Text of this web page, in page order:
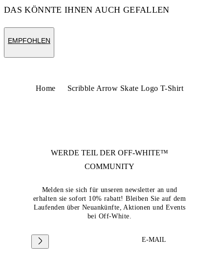
DAS KÖNNTE IHNEN AUCH GEFALLEN
EMPFOHLEN
Home Scribble Arrow Skate Logo T-Shirt
WERDE TEIL DER OFF-WHITE™
COMMUNITY
Melden sie sich für unseren newsletter an und
erhalten sie sofort 10% rabatt! Bleiben Sie auf dem
Laufenden über Neuankünfte, Aktionen und Events
bei Off-White.
E-MAIL